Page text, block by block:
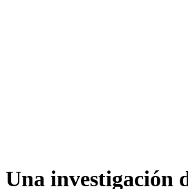
Una investigación